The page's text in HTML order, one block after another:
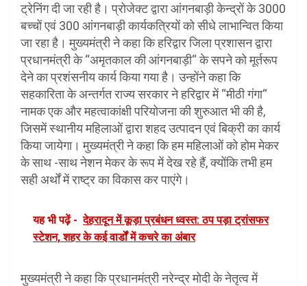
ट्रेनिंग दी जा रही है। प्रोजेक्ट द्वारा आंगनबाड़ी केन्द्रों के 3000
बच्चों एवं 300 आंगनबाड़ी कार्यकत्रियों को सीधे लाभान्वित किया
जा रहा है। मुख्यमंत्री ने कहा कि हरिद्वार जिला प्रशासन द्वारा
प्रधानमंत्री के “अमृतकाल की आंगनबाड़ी“ के सपने को मूर्तरूप
देने का प्रशंसनीय कार्य किया गया है। उन्होंने कहा कि
सहकारिता के अन्तर्गत राज्य सरकार ने हरिद्वार में “मीठी गंगा“
नामक एक और महत्वाकांक्षी परियोजना की शुरुआत भी की है,
जिसमें स्थानीय महिलाओं द्वारा शहद उत्पादन एवं बिक्री का कार्य
किया जायेगा। मुख्यमंत्री ने कहा कि हम महिलाओं को होम मेकर
के साथ -साथ नेशन मेकर के रूप में देख रहे हैं, क्योंकि तभी हम
सही अर्थों में राष्ट्र का विकास कर पाएंगे।
यह भी पढ़ें - देहरादून में कूड़ा प्रबंधन ध्वस्त: ठप पड़ा ट्रांसफर
स्टेशन, शहर के कई वार्डों में कचरे का अंबार
मुख्यमंत्री ने कहा कि प्रधानमंत्री नरेन्द्र मोदी के नेतृत्व में